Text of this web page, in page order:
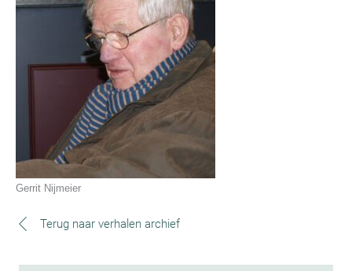
Gerrit Nijmeier
Terug naar verhalen archief